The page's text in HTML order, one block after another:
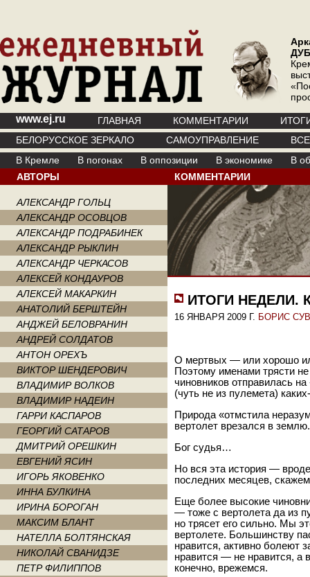
www.ej.ru ГЛАВНАЯ КОММЕНТАРИИ
БЕЛОРУССКОЕ ЗЕРКАЛО
САМОУПРАВЛЕНИЕ
В Кремле
В погонах В оппозиции В экономике
В
АВТОРЫ
АЛЕКСАНДР ГОЛЬЦ
АЛЕКСАНДР ОСОВЦОВ
АЛЕКСАНДР ПОДРАБИНЕК
АЛЕКСАНДР РЫКЛИН
АЛЕКСАНДР ЧЕРКАСОВ
АЛЕКСЕЙ КОНДАУРОВ
АЛЕКСЕЙ МАКАРКИН
АНАТОЛИЙ БЕРШТЕЙН
АНДЖЕЙ БЕЛОВРАНИН
АНДРЕЙ СОЛДАТОВ
АНТОН ОРЕХЪ
ВИКТОР ШЕНДЕРОВИЧ
ВЛАДИМИР ВОЛКОВ
ВЛАДИМИР НАДЕИН
ГАРРИ КАСПАРОВ
ГЕОРГИЙ САТАРОВ
ДМИТРИЙ ОРЕШКИН
ЕВГЕНИЙ ЯСИН
ИГОРЬ ЯКОВЕНКО
ИННА БУЛКИНА
ИРИНА БОРОГАН
МАКСИМ БЛАНТ
НАТЕЛЛА БОЛТЯНСКАЯ
НИКОЛАЙ СВАНИДЗЕ
ПЕТР ФИЛИППОВ
КОММЕНТАРИИ
ИТОГИ НЕДЕЛИ.
16 ЯНВАРЯ 2009 Г. БОРИС
О мертвых — или хорошо
Поэтому именами трясти
чиновников отправилась
(чуть не из пулемета)
Природа «отмстила
вертолет врезался в землю.
Бог судья…
Но вся эта история —
последних месяцев,
Еще более высокие
— тоже с вертолета да из
но трясет его сильно. Мы
вертолете. Большинству
нравится, активно болеют
нравится — не нравится, а
конечно, врежемся.